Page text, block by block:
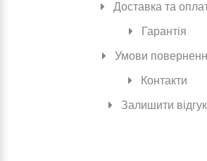
Доставка та
Гарантія
Умови
Контакти
Залишити відгук